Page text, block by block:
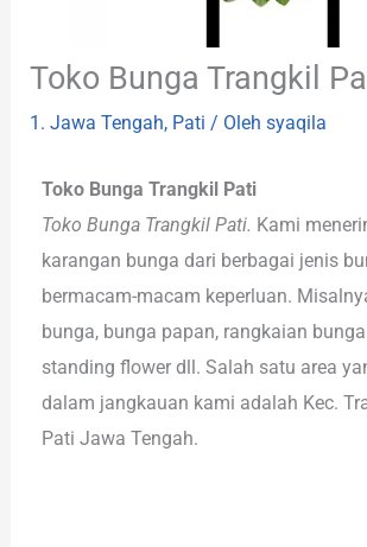
Toko Bunga Trangkil
1. Jawa Tengah, Pati / Olehsyaqila
Toko Bunga Trangkil Pati
Toko Bunga Trangkil Pati. Kami
karangan bunga dari berbagai jenis
bermacam-macam keperluan.
bunga, bunga papan, rangkaian
standing flower dll. Salah satu area
dalam jangkauan kami adalah Kec.
Pati Jawa Tengah.